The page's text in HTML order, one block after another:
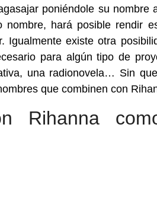
poniéndole su nombre
hará posible rendir
existe otra
para algún tipo de
una radionovela… Sin
que combinen con
Rihanna